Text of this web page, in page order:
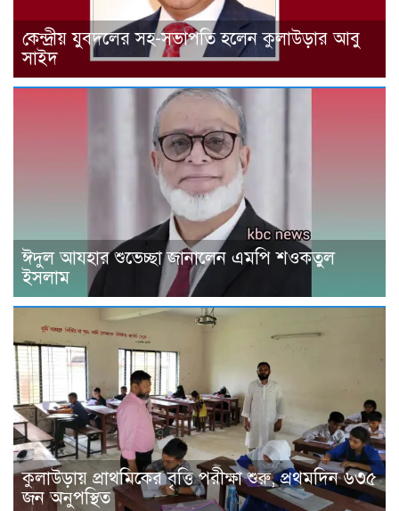
কেন্দ্রীয় যুবদলের সহ-সভাপতি হলেন কুলাউড়ার আবু
সাইদ
ঈদুল আযহার শুভেচ্ছা জানালেন এমপি শওকতুল
ইসলাম
কুলাউড়ায় প্রাথমিকের বৃত্তি পরীক্ষা শুরু, প্রথমদিন ৬৩৫
জন অনুপস্থিত